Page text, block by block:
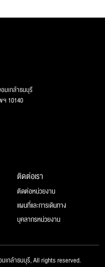
มเกล้าธนบุรี
ฯ 10140
ติดต่อเรา
ติดต่อหน่วยงาน
แผนที่และการเดินทาง
บุคลากรหน่วยงาน
เกล้าธนบุรี, All rights reserved.